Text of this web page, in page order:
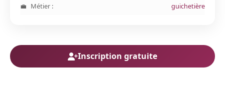
Métier : guichetière
Inscription gratuite